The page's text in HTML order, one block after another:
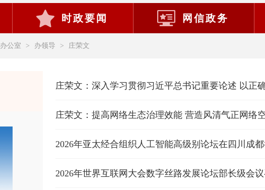
时政要闻 网信政务
办公室 > 办领导 > 庄荣文
庄荣文：深入学习贯彻习近平总书记重要论述 以正
庄荣文：提高网络生态治理效能 营造风清气正网络
2026年亚太经合组织人工智能高级别论坛在四川成
2026年世界互联网大会数字丝路发展论坛部长级会